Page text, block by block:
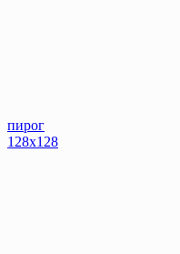
пирог
128x128